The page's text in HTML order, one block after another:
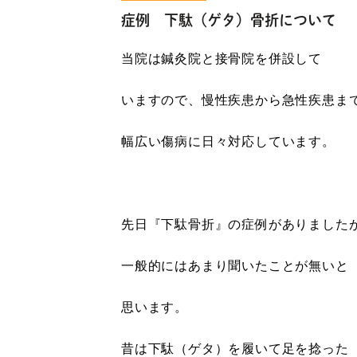
症例 下駄（ゲタ）骨折について
当院は鍼灸院と接骨院を併設して
いますので、慢性疾患から急性疾患ま
幅広い傷病に日々対応しています。
先日『下駄骨折』の症例がありました
一般的にはあまり聞いたことが無いと
思います。
昔は下駄（ゲタ）を履いて足を捻った